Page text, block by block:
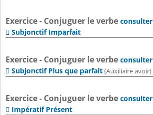
Exercice - Conjuguer le verbe consulter
 Subjonctif Imparfait
Exercice - Conjuguer le verbe consulter
 Subjonctif Plus que parfait(Auxiliaire avoir)
Exercice - Conjuguer le verbe consulter
 Impératif Présent